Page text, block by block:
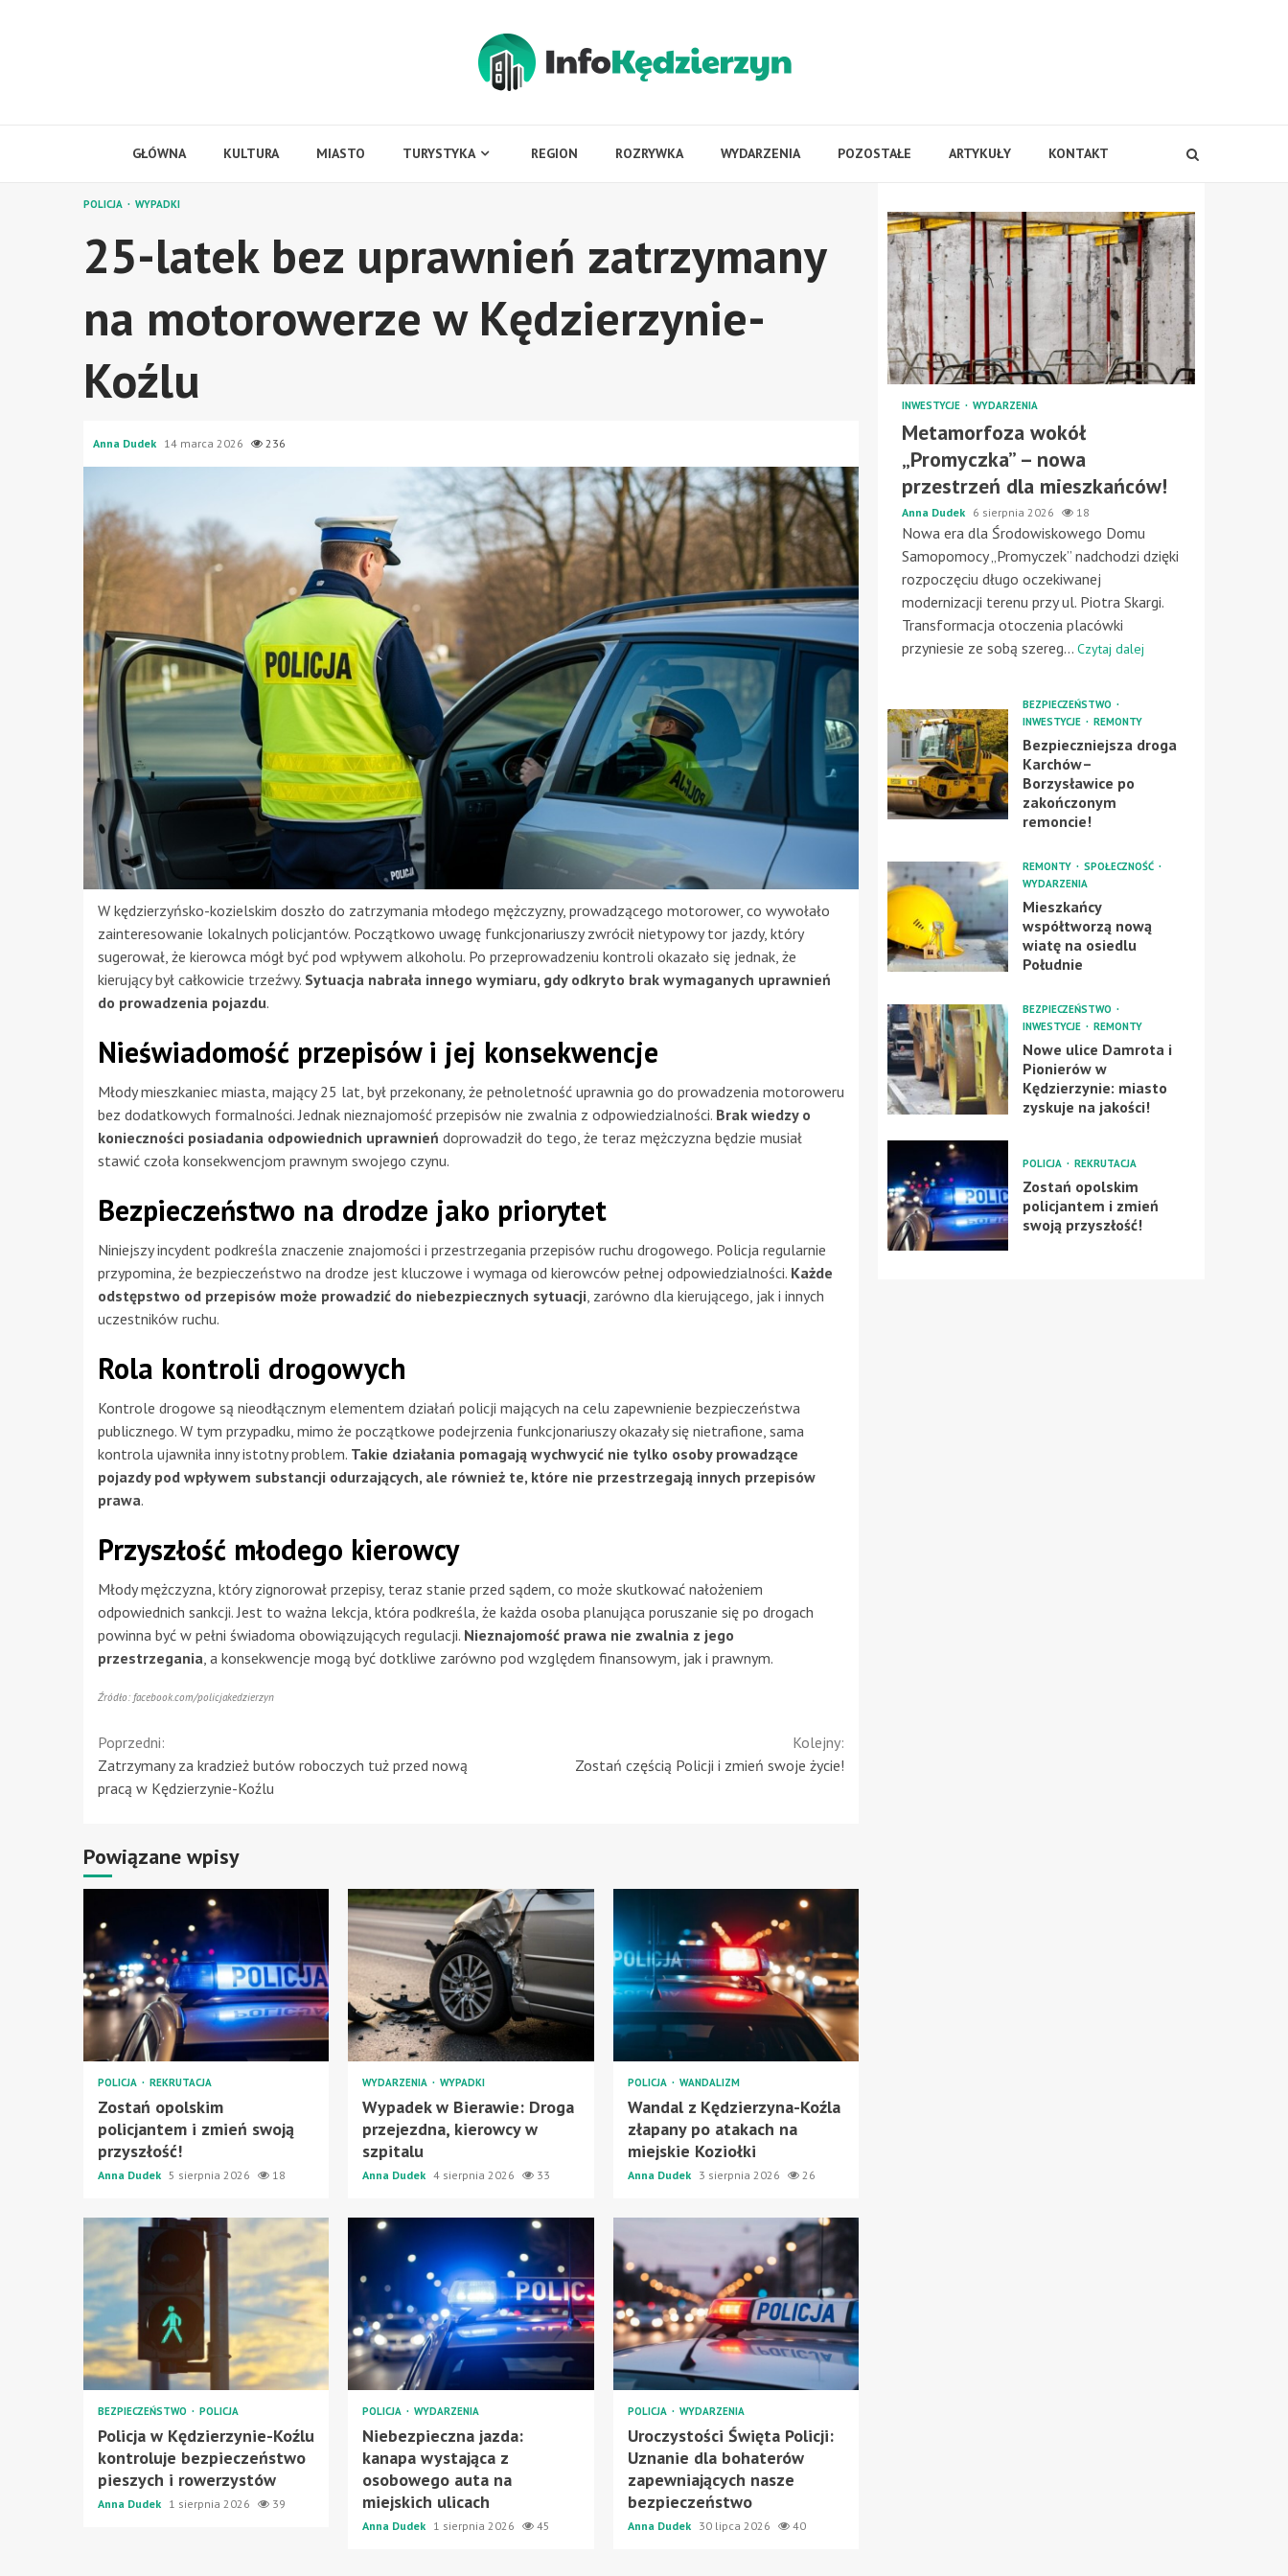
GŁÓWNA KULTURA MIASTO TURYSTYKA REGION ROZRYWKA WYDARZENIA POZOSTAŁE ARTYKUŁY KONTAKT
POLICJA WYPADKI
25-latek bez uprawnień zatrzymany
na motorowerze w Kędzierzynie-
Koźlu
Anna Dudek 14 marca 2026 236
W kędzierzyńsko-kozielskim doszło do zatrzymania młodego mężczyzny, prowadzącego motorower, co wywołało
zainteresowanie lokalnych policjantów. Początkowo uwagę funkcjonariuszy zwrócił nietypowy tor jazdy, który
sugerował, że kierowca mógł być pod wpływem alkoholu. Po przeprowadzeniu kontroli okazało się jednak, że
kierujący był całkowicie trzeźwy. Sytuacja nabrała innego wymiaru, gdy odkryto brak wymaganych uprawnień
do prowadzenia pojazdu.
Nieświadomość przepisów i jej konsekwencje
Młody mieszkaniec miasta, mający 25 lat, był przekonany, że pełnoletność uprawnia go do prowadzenia motoroweru
bez dodatkowych formalności. Jednak nieznajomość przepisów nie zwalnia z odpowiedzialności. Brak wiedzy o
konieczności posiadania odpowiednich uprawnień doprowadził do tego, że teraz mężczyzna będzie musiał
stawić czoła konsekwencjom prawnym swojego czynu.
Bezpieczeństwo na drodze jako priorytet
Niniejszy incydent podkreśla znaczenie znajomości i przestrzegania przepisów ruchu drogowego. Policja regularnie
przypomina, że bezpieczeństwo na drodze jest kluczowe i wymaga od kierowców pełnej odpowiedzialności. Każde
odstępstwo od przepisów może prowadzić do niebezpiecznych sytuacji , zarówno dla kierującego, jak i innych
uczestników ruchu.
Rola kontroli drogowych
Kontrole drogowe są nieodłącznym elementem działań policji mających na celu zapewnienie bezpieczeństwa
publicznego. W tym przypadku, mimo że początkowe podejrzenia funkcjonariuszy okazały się nietrafione, sama
kontrola ujawniła inny istotny problem. Takie działania pomagają wychwycić nie tylko osoby prowadzące
pojazdy pod wpływem substancji odurzających, ale również te, które nie przestrzegają innych przepisów
prawa.
Przyszłość młodego kierowcy
Młody mężczyzna, który zignorował przepisy, teraz stanie przed sądem, co może skutkować nałożeniem
odpowiednich sankcji. Jest to ważna lekcja, która podkreśla, że każda osoba planująca poruszanie się po drogach
powinna być w pełni świadoma obowiązujących regulacji. Nieznajomość prawa nie zwalnia z jego
przestrzegania , a konsekwencje mogą być dotkliwe zarówno pod względem finansowym, jak i prawnym.
Źródło: facebook.com/policjakedzierzyn
Continue
Reading
Poprzedni:
Zatrzymany za kradzież butów roboczych tuż przed nową
pracą w Kędzierzynie-Koźlu
Kolejny:
Zostań częścią Policji i zmień swoje życie!
Powiązane wpisy
POLICJA REKRUTACJA
Zostań opolskim
policjantem i zmień swoją
przyszłość!
Anna Dudek 5 sierpnia 2026 18
WYDARZENIA WYPADKI
Wypadek w Bierawie: Droga
przejezdna, kierowcy w
szpitalu
Anna Dudek 4 sierpnia 2026 33
POLICJA WANDALIZM
Wandal z Kędzierzyna-Koźla
złapany po atakach na
miejskie Koziołki
Anna Dudek 3 sierpnia 2026 26
BEZPIECZEŃSTWO POLICJA
Policja w Kędzierzynie-Koźlu
kontroluje bezpieczeństwo
pieszych i rowerzystów
Anna Dudek 1 sierpnia 2026 39
POLICJA WYDARZENIA
Niebezpieczna jazda:
kanapa wystająca z
osobowego auta na
miejskich ulicach
Anna Dudek 1 sierpnia 2026 45
POLICJA WYDARZENIA
Uroczystości Święta Policji:
Uznanie dla bohaterów
zapewniających nasze
bezpieczeństwo
Anna Dudek 30 lipca 2026 40
INWESTYCJE WYDARZENIA
Metamorfoza wokół
„Promyczka” – nowa
przestrzeń dla mieszkańców!
Anna Dudek 6 sierpnia 2026 18
Nowa era dla Środowiskowego Domu
Samopomocy „Promyczek” nadchodzi dzięki
rozpoczęciu długo oczekiwanej
modernizacji terenu przy ul. Piotra Skargi.
Transformacja otoczenia placówki
przyniesie ze sobą szereg... Czytaj dalej
BEZPIECZEŃSTWO
INWESTYCJE
REMONTY
Bezpieczniejsza droga
Karchów–
Borzysławice po
zakończonym
remoncie!
REMONTY
SPOŁECZNOŚĆ
WYDARZENIA
Mieszkańcy
współtworzą nową
wiatę na osiedlu
Południe
BEZPIECZEŃSTWO
INWESTYCJE
REMONTY
Nowe ulice Damrota i
Pionierów w
Kędzierzynie: miasto
zyskuje na jakości!
POLICJA REKRUTACJA
Zostań opolskim
policjantem i zmień
swoją przyszłość!